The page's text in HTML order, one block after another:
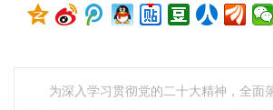
为深入学习贯彻党的二十大精神，全面